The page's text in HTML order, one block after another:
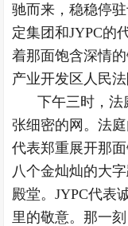
驰而来，稳稳停
定集团和JYPC的
着那面饱含深情
产业开发区人民
下午三时，法
张细密的网。法
代表郑重展开那
八个金灿灿的大
殿堂。JYPC代表
里的敬意。那一